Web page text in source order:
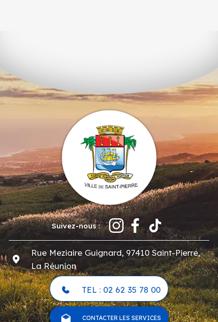
Suivez-nous :
Rue Meziaire Guignard, 97410 Saint-Pierre,
La Réunion
TEL : 02 62 35 78 00
CONTACTER LES SERVICES